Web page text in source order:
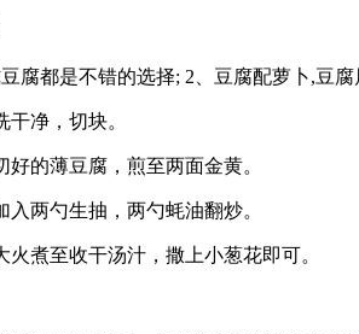
腐都是不错的选择; 2、豆腐配萝卜,豆
净，切块。
好的薄豆腐，煎至两面金黄。
两勺生抽，两勺蚝油翻炒。
火煮至收干汤汁，撒上小葱花即可。